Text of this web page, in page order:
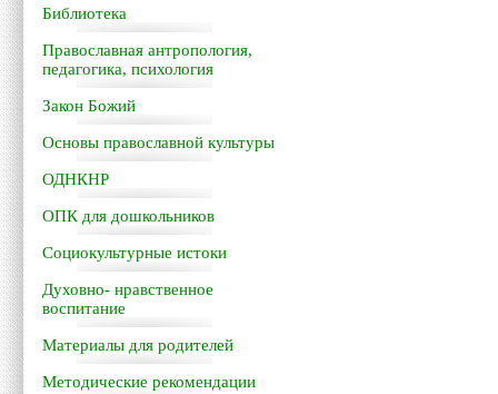
Библиотека
Православная антропология,
педагогика, психология
Закон Божий
Основы православной культуры
ОДНКНР
ОПК для дошкольников
Социокультурные истоки
Духовно- нравственное
воспитание
Материалы для родителей
Методические рекомендации